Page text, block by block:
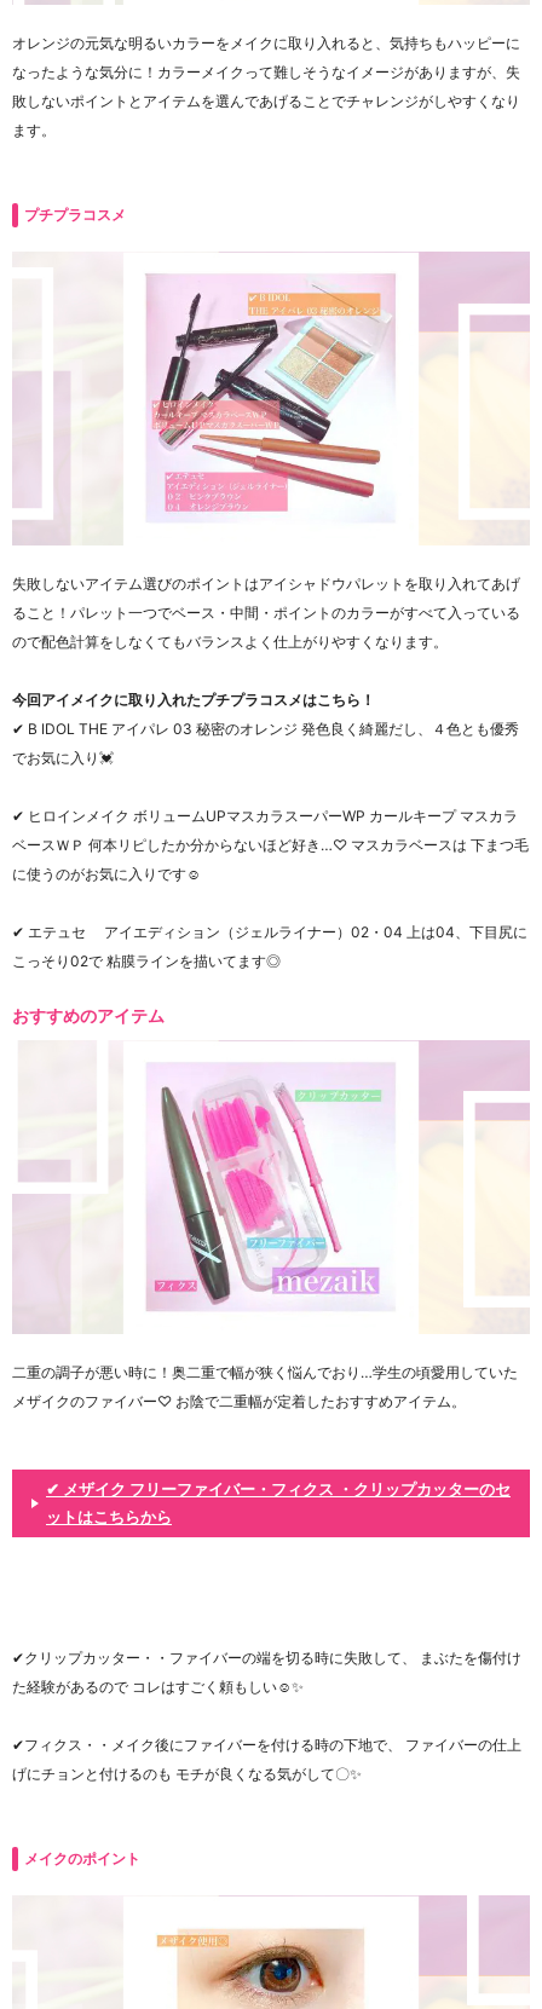
オレンジの元気な明るいカラーをメイクに取り入れると、気持ちもハッピーに
なったような気分に！カラーメイクって難しそうなイメージがありますが、失
敗しないポイントとアイテムを選んであげることでチャレンジがしやすくなり
ます。
プチプラコスメ
失敗しないアイテム選びのポイントはアイシャドウパレットを取り入れてあげ
ること！パレット一つでベース・中間・ポイントのカラーがすべて入っている
ので配色計算をしなくてもバランスよく仕上がりやすくなります。
今回アイメイクに取り入れたプチプラコスメはこちら！
✔︎ B IDOL THE アイパレ 03 秘密のオレンジ 発色良く綺麗だし、４色とも優秀
でお気に入り💓
✔︎ ヒロインメイク ボリュームUPマスカラスーパーWP カールキープ マスカラ
ベースＷＰ 何本リピしたか分からないほど好き…♡ マスカラベースは 下まつ毛
に使うのがお気に入りです☺️
✔︎ エテュセ アイエディション（ジェルライナー）02・04 上は04、下目尻に
こっそり02で 粘膜ラインを描いてます◎
おすすめのアイテム
二重の調子が悪い時に！奥二重で幅が狭く悩んでおり…学生の頃愛用していた
メザイクのファイバー♡ お陰で二重幅が定着したおすすめアイテム。
✔︎ メザイク フリーファイバー・フィクス ・クリップカッターのセ
ットはこちらから
✔︎クリップカッター・・ファイバーの端を切る時に失敗して、 まぶたを傷付け
た経験があるので コレはすごく頼もしい☺️✨
✔︎フィクス・・メイク後にファイバーを付ける時の下地で、 ファイバーの仕上
げにチョンと付けるのも モチが良くなる気がして〇✨
メイクのポイント